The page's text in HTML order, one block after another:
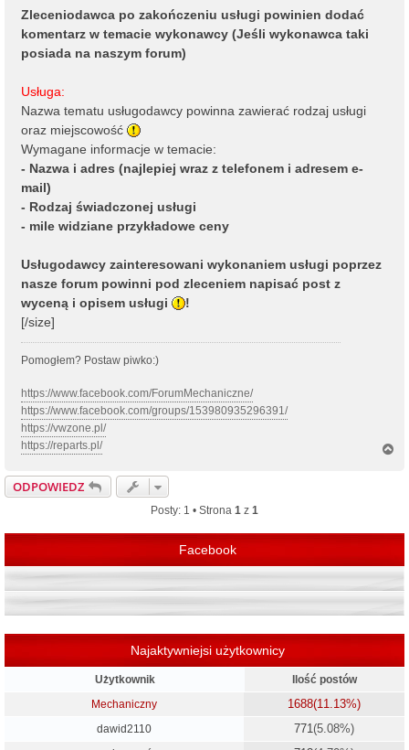
Zleceniodawca po zakończeniu usługi powinien dodać
komentarz w temacie wykonawcy (Jeśli wykonawca taki
posiada na naszym forum)
Usługa:
Nazwa tematu usługodawcy powinna zawierać rodzaj usługi
oraz miejscowość
Wymagane informacje w temacie:
- Nazwa i adres (najlepiej wraz z telefonem i adresem e-
mail)
- Rodzaj świadczonej usługi
- mile widziane przykładowe ceny
Usługodawcy zainteresowani wykonaniem usługi poprzez
nasze forum powinni pod zleceniem napisać post z
wyceną i opisem usługi
!
[/size]
Pomogłem? Postaw piwko:)
https://www.facebook.com/ForumMechaniczne/
https://www.facebook.com/groups/153980935296391/
https://vwzone.pl/
https://reparts.pl/
ODPOWIEDZ
Posty: 1 • Strona 1 z 1
Facebook
Najaktywniejsi użytkownicy
Użytkownik
Ilość postów
Mechaniczny
1688(11.13%)
dawid2110 771(5.08%)